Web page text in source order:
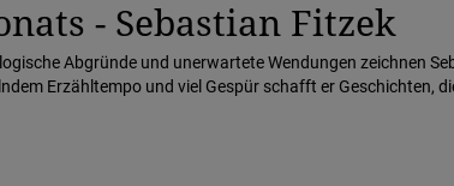
- Sebastian Fitzek
Abgründe und unerwartete Wendungen zeichnen
Erzähltempo und viel Gespür schafft er Geschichten,